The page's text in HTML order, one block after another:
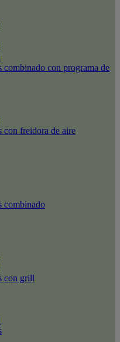
combinado con programa de
con freidora de aire
combinado
con grill